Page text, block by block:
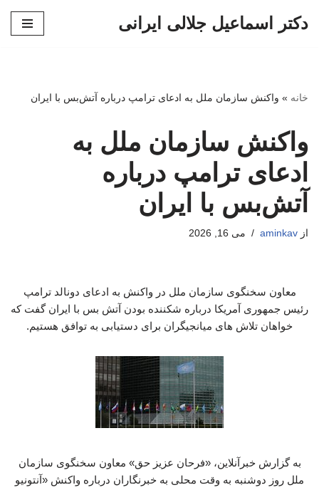
دکتر اسماعیل جلالی ایرانی
خانه » واکنش سازمان ملل به ادعای ترامپ درباره آتش‌بس با ایران
واکنش سازمان ملل به
ادعای ترامپ درباره
آتش‌بس با ایران
از aminkav می 16, 2026
معاون سخنگوی سازمان ملل در واکنش به ادعای دونالد ترامپ
رئیس جمهوری آمریکا درباره شکننده بودن آتش بس با ایران گفت که
خواهان تلاش های میانجیگران برای دستیابی به توافق هستیم.
به گزارش خبرآنلاین، «فرحان عزیز حق» معاون سخنگوی سازمان
ملل روز دوشنبه به وقت محلی به خبرنگاران درباره واکنش «آنتونیو